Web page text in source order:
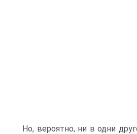
Но, вероятно, ни в одни